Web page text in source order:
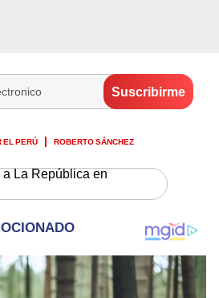
EL PERÚ ROBERTO SÁNCHEZ
a La República en